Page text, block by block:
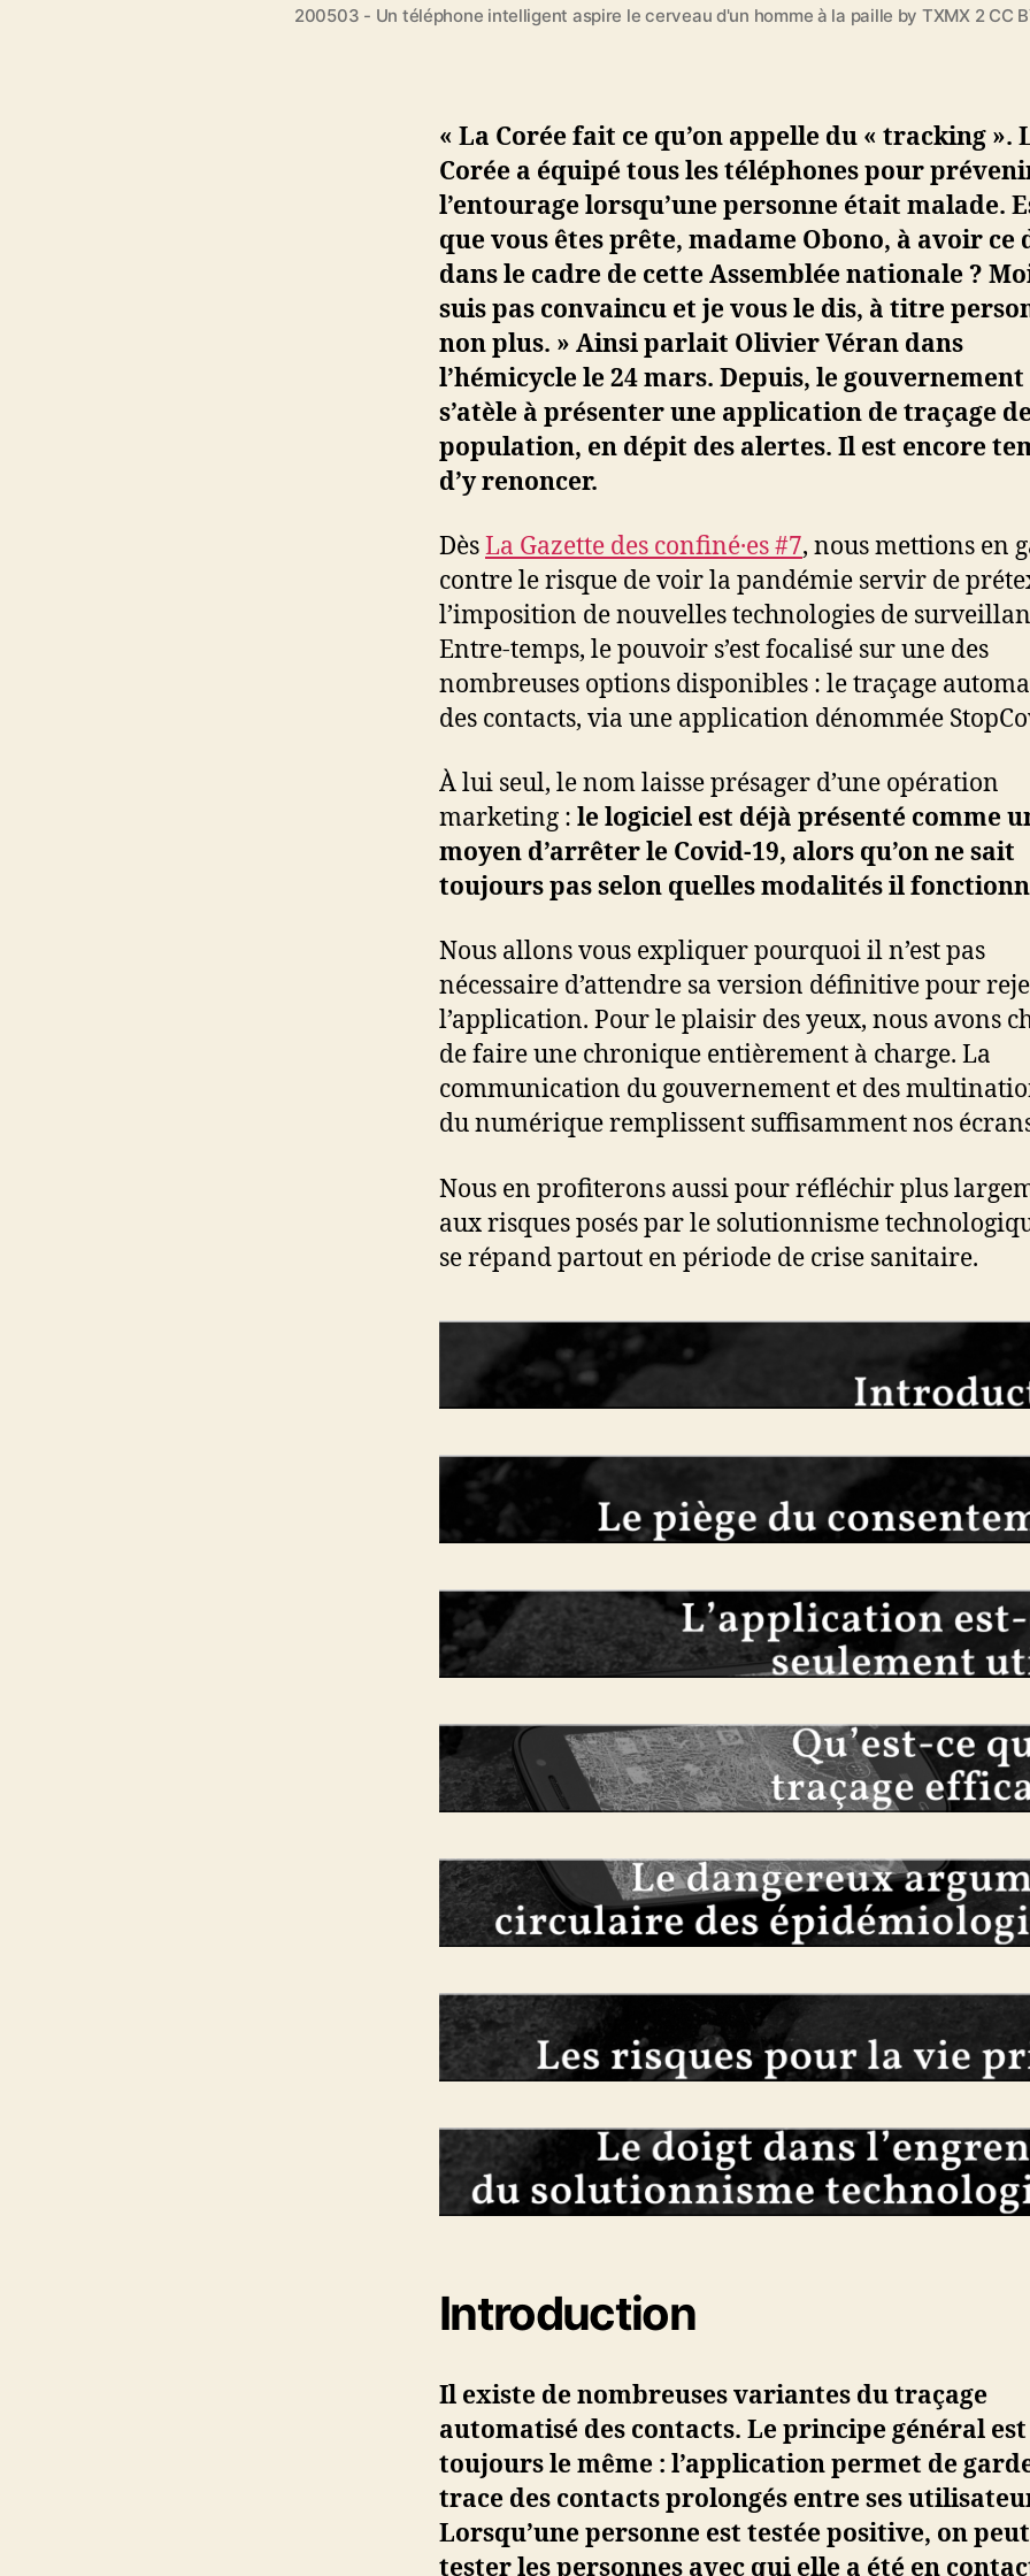
200503 - Un téléphone intelligent aspire le cerveau d'un homme à la paille by TXMX 2 CC
« La Corée fait ce qu’on appelle du « tracking ».
Corée a équipé tous les téléphones pour
l’entourage lorsqu’une personne était malade.
que vous êtes prête, madame Obono, à avoir ce
dans le cadre de cette Assemblée nationale ?
suis pas convaincu et je vous le dis, à titre
non plus. » Ainsi parlait Olivier Véran dans
l’hémicycle le 24 mars. Depuis, le gouvernement
s’atèle à présenter une application de traçage
population, en dépit des alertes. Il est encore
d’y renoncer.
DèsLa Gazette des confiné·es #7, nous mettions en
contre le risque de voir la pandémie servir de
l’imposition de nouvelles technologies de
Entre-temps, le pouvoir s’est focalisé sur une des
nombreuses options disponibles : le traçage
des contacts, via une application dénommée
À lui seul, le nom laisse présager d’une opération
marketing : le logiciel est déjà présenté comme
moyen d’arrêter le Covid-19, alors qu’on ne sait
toujours pas selon quelles modalités il
Nous allons vous expliquer pourquoi il n’est pas
nécessaire d’attendre sa version définitive pour
l’application. Pour le plaisir des yeux, nous avons
de faire une chronique entièrement à charge. La
communication du gouvernement et des
du numérique remplissent suffisamment nos
Nous en profiterons aussi pour réfléchir plus
aux risques posés par le solutionnisme
se répand partout en période de crise sanitaire.
Introduction
Il existe de nombreuses variantes du traçage
automatisé des contacts. Le principe général est
toujours le même : l’application permet de
trace des contacts prolongés entre ses
Lorsqu’une personne est testée positive, on
tester les personnes avec qui elle a été en